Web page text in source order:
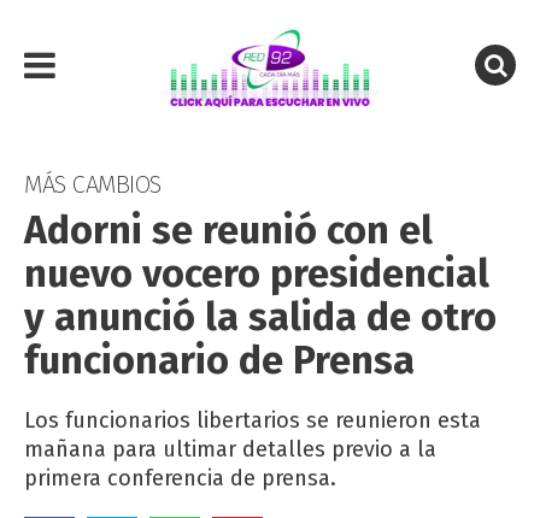
MÁS CAMBIOS
Adorni se reunió con el
nuevo vocero presidencial
y anunció la salida de otro
funcionario de Prensa
Los funcionarios libertarios se reunieron esta
mañana para ultimar detalles previo a la
primera conferencia de prensa.